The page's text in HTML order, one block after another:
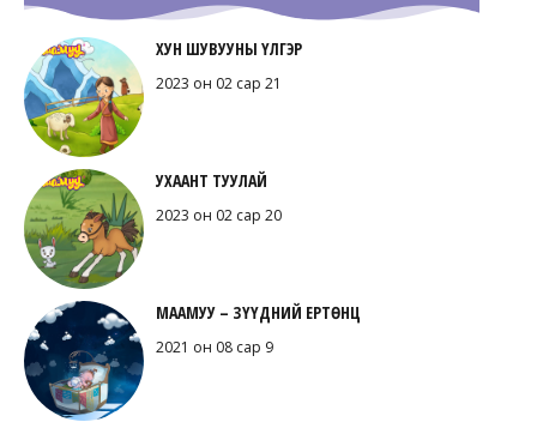
ХУН ШУВУУНЫ ҮЛГЭР
2023 он 02 сар 21
УХААНТ ТУУЛАЙ
2023 он 02 сар 20
МААМУУ – ЗҮҮДНИЙ ЕРТӨНЦ
2021 он 08 сар 9